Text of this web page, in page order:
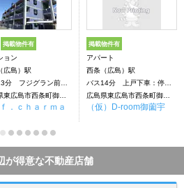
掲載物件有
ョン
広島）駅
フジグラン前下車：停歩7分
．ｃｈａｒｍａ
掲載物件有
アパート
西条（広島）駅
バス14分 上戸下車：停歩4分
（仮）D-room御薗宇
が得意な不動産店舗